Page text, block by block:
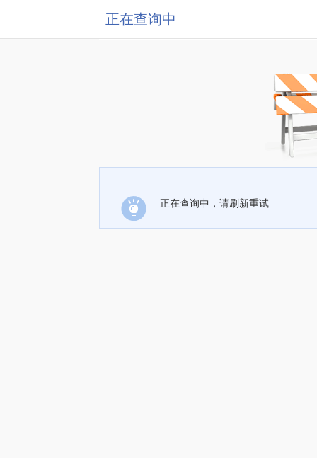
正在查询中
正在查询中，请刷新重试